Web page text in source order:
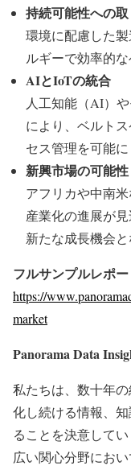
持続可能性への
環境に配慮した
ルギーで効率的
AIとIoTの統合
人工知能（AI）
により、ベルト
セス管理を可能に
新興市場の可能性
アフリカや中南
産業化の進展が
新たな成長機会と
フルサンプルレポ
https://
market
Panorama Data
私たちは、数十年
化し続ける情報、
ることを決意してい
広い関心分野にお